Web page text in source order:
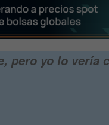
pero yo lo vería